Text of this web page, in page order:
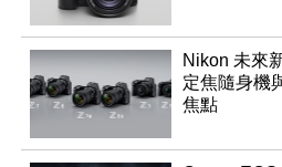
Nikon 未來
定焦隨身機
焦點